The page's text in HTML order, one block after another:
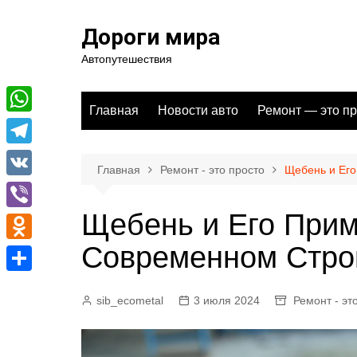
Дороги мира
Автопутешествия
Главная Новости авто Ремонт — это
Главная Ремонт - это просто Щебень и
Щебень и Его
Современном
sib_ecometal 3 июля 2024 Ремонт -
W
h
a
A
T
e
l
e
g
V
K
V
i
b
O